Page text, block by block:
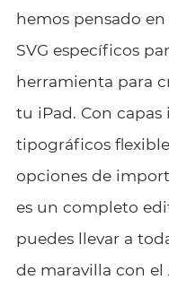
hemos pensado
SVG específicos
herramienta para
tu iPad. Con
tipográficos
opciones de
es un completo
puedes llevar a
de maravilla con el